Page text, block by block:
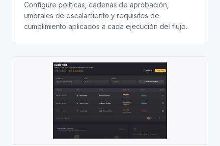
Configure políticas, cadenas de aprobación,
umbrales de escalamiento y requisitos de
cumplimiento aplicados a cada ejecución del flujo.